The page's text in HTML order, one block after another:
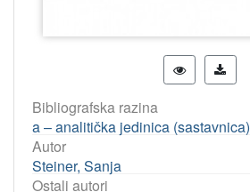
Bibliografska razina
a – analitička jedinica (sastavnica)
Autor
Steiner, Sanja
Ostali autori